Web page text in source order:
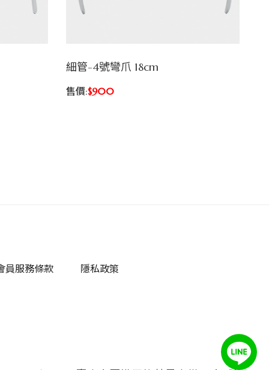
細管-4號彎爪 18cm
售價:$900
員服務條款 隱私政策